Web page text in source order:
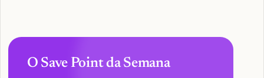
O Save Point da Semana